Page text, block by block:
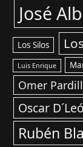
José
Los Silos
Luis Enrique
Omer
Oscar
Rubén